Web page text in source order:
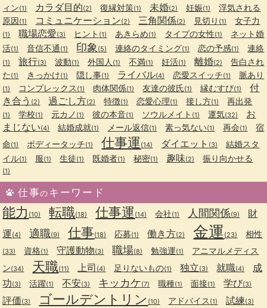
ィン(1) カラダ目的(2) 復縁対策(1) 未婚(2) 妊娠(1)
浮気される
原因(1) コミュニケーション(2) 三角関係(2) 見切り (1) 女子力
(1) 職場恋愛(3) ヒント (1) あきらめ(1) タイプの女性(1)
ネット婚
活(1) 音信不通 (1) 印象 (5) 連絡のタイミング(1) 恋の予感(1) 連絡
(1) 旅行(3) 波動(1) 外国人 (1) 不満(1) 妊活(1) 離婚(2)
告白され
た (1) きっかけ(1) 隠し事(1) ライバル(4) 恋愛スイッチ(1) 脈あり
(1) コンプレックス (1) 肉体関係(1) 友達の彼氏(1) 縁むすび(1)
付
き合う (2) 過ごし方(2) 特徴(1) 恋愛心理(1) 接し方(1) 再出発
(1) 学校(1) 元カノ (1) 彼の本音(1) ソウルメイト (1) 運気(32)
お
まじない(4) 結婚成就(1) メール返信(1) 素っ気ない(1) 再会(1)
宿
命(1) ボディータッチ(1) 仕事運 (14) ダイエット (3)
結婚スタ
イル(1) 服(1) 生徒(1) 既婚者(1) 秘密(1) 趣味(2) 振り向かせる
(1)
仕事のキーワード
能力 (10) 転職(18) 仕事運 (14) 会社(1) 人間関係(9)
財
運(4) 適職(9) 仕事(18) 応募(1) 働き方(2) 金運 (23) 相性
(33) 資格(1) 守護動物(3) 職場(8) 勉強運(1)
アニマルメディス
ン(34) 天職(11) 上司 (4) 足りないもの(1) 独立(3) 就職(4)
成
功(3) 活躍(1) 不安(3) キッカケ(7) 職種(1) 面接(1) 学び(3)
評価(3) ゴールデントリン (10) アドバイス (1) 試練(3)